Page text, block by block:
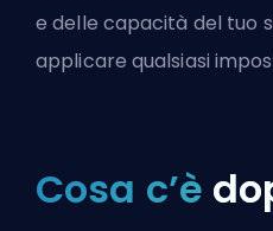
e delle capacità del tuo
applicare qualsiasi
Cosa c’è